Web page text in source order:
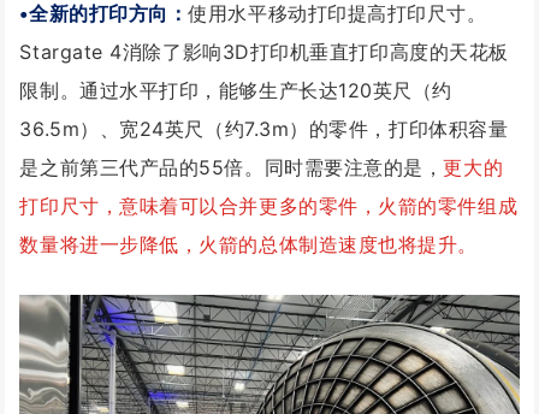
•全新的打印方向：使用水平移动打印提高打印尺寸。
Stargate 4消除了影响3D打印机垂直打印高度的天花板
限制。通过水平打印，能够生产长达120英尺（约
36.5m）、宽24英尺（约7.3m）的零件，打印体积容量
是之前第三代产品的55倍。同时需要注意的是，更大的
打印尺寸，意味着可以合并更多的零件，火箭的零件组成
数量将进一步降低，火箭的总体制造速度也将提升。